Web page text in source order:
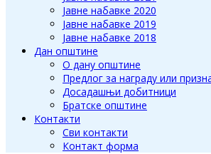
Јавне набавке 2020
Јавне набавке 2019
Јавне набавке 2018
Дан општине
О дану општине
Предлог за награду или
Досадашњи добитници
Братске општине
Контакти
Сви контакти
Контакт форма